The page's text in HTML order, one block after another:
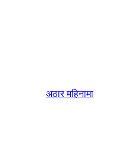
अठार महिनामा